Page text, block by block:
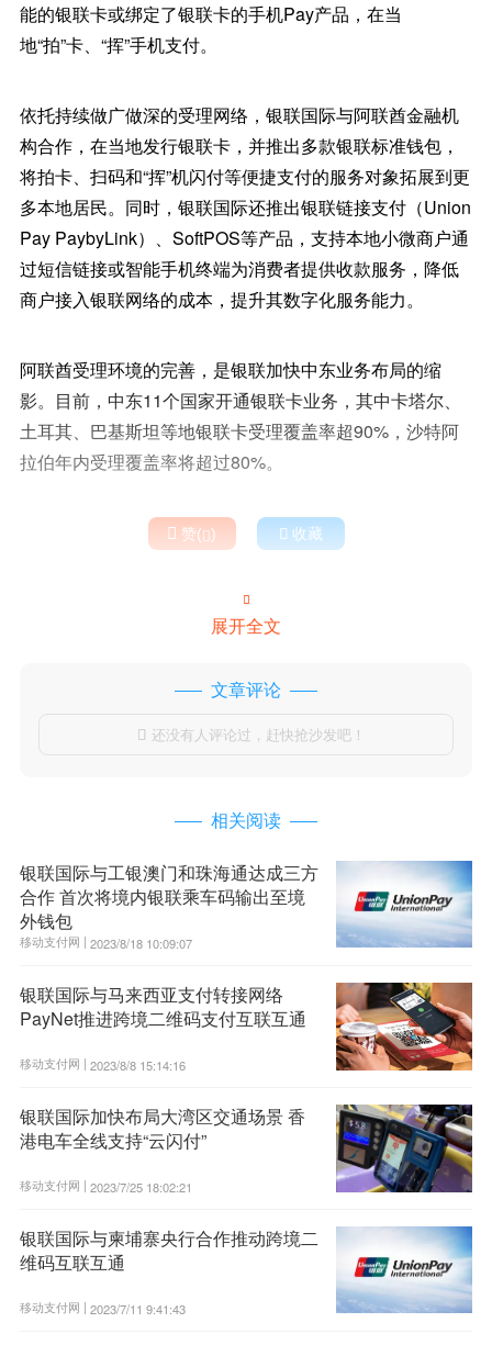
能的银联卡或绑定了银联卡的手机Pay产品，在当
地“拍”卡、“挥”手机支付。
依托持续做广做深的受理网络，银联国际与阿联酋金融机
构合作，在当地发行银联卡，并推出多款银联标准钱包，
将拍卡、扫码和“挥”机闪付等便捷支付的服务对象拓展到更
多本地居民。同时，银联国际还推出银联链接支付（Union
Pay PaybyLink）、SoftPOS等产品，支持本地小微商户通
过短信链接或智能手机终端为消费者提供收款服务，降低
商户接入银联网络的成本，提升其数字化服务能力。
阿联酋受理环境的完善，是银联加快中东业务布局的缩
影。目前，中东11个国家开通银联卡业务，其中卡塔尔、
土耳其、巴基斯坦等地银联卡受理覆盖率超90%，沙特阿
拉伯年内受理覆盖率将超过80%。
 赞()  收藏

展开全文
文章评论
 还没有人评论过，赶快抢沙发吧！
相关阅读
银联国际与工银澳门和珠海通达成三方
合作 首次将境内银联乘车码输出至境
外钱包
移动支付网 | 2023/8/18 10:09:07
银联国际与马来西亚支付转接网络
PayNet推进跨境二维码支付互联互通
移动支付网 | 2023/8/8 15:14:16
银联国际加快布局大湾区交通场景 香
港电车全线支持“云闪付”
移动支付网 | 2023/7/25 18:02:21
银联国际与柬埔寨央行合作推动跨境二
维码互联互通
移动支付网 | 2023/7/11 9:41:43